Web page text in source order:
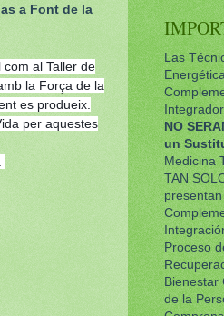
a Font de la
al Taller de
la Força de la
es produeix.
per aquestes
Las
NO
un
Medicina
TAN
Proceso
Bienestar
de la